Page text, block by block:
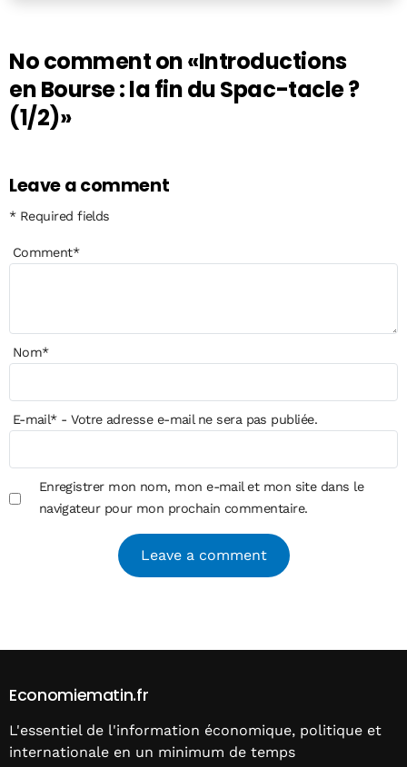
No comment on«Introductions
en Bourse : la fin du Spac-tacle ?
(1/2)»
Leave a comment
* Required fields
Comment*
Nom*
E-mail*- Votre adresse e-mail ne sera pas publiée.
Enregistrer mon nom, mon e-mail et mon site dans le
navigateur pour mon prochain commentaire.
Economiematin.fr
L'essentiel de l'information économique, politique et
internationale en un minimum de temps